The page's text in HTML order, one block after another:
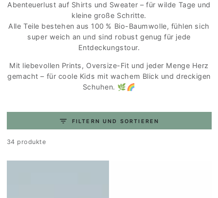
Abenteuerlust auf Shirts und Sweater – für wilde Tage und
kleine große Schritte.
Alle Teile bestehen aus 100 % Bio-Baumwolle, fühlen sich
super weich an und sind robust genug für jede
Entdeckungstour.
Mit liebevollen Prints, Oversize-Fit und jeder Menge Herz
gemacht – für coole Kids mit wachem Blick und dreckigen
Schuhen. 🌿🌈
FILTERN UND SORTIEREN
34 produkte